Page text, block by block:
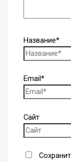
Название*
Email*
Сайт